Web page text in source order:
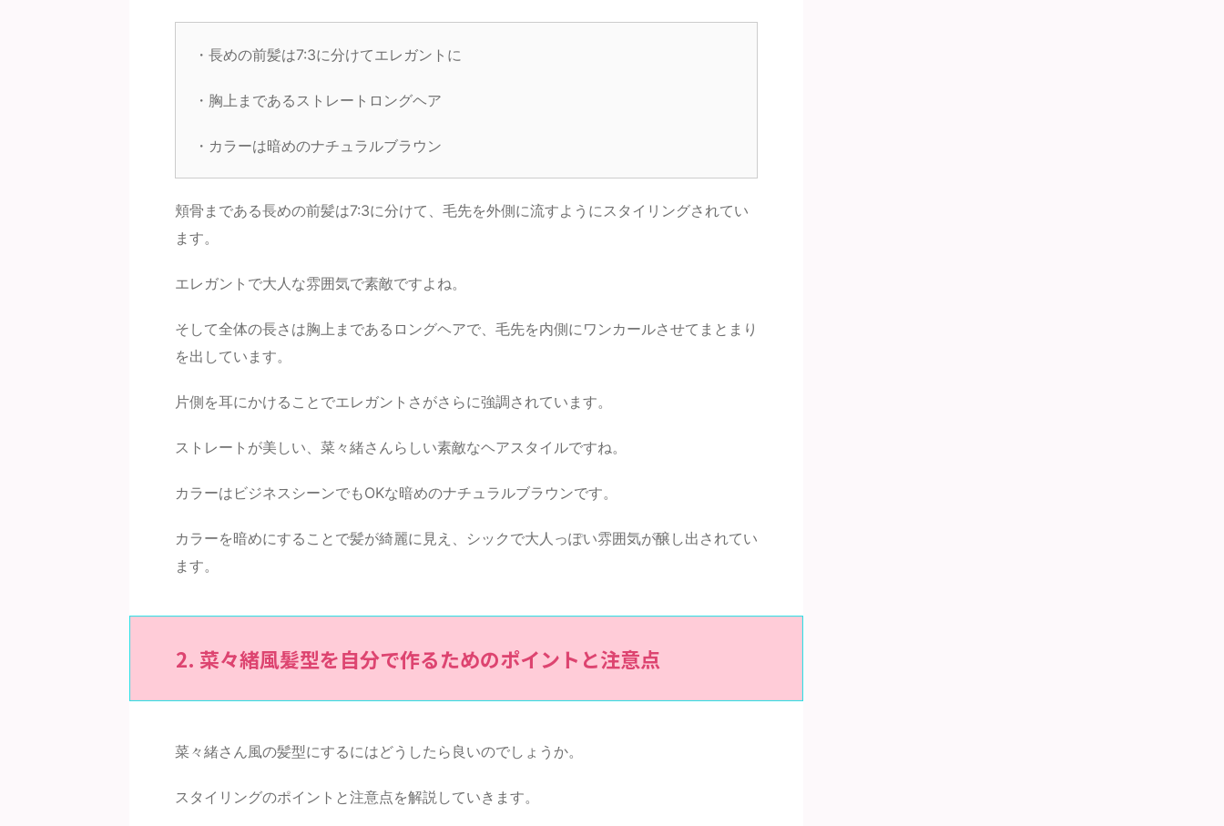
・長めの前髪は7:3に分けてエレガントに
・胸上まであるストレートロングヘア
・カラーは暗めのナチュラルブラウン
頬骨まである長めの前髪は7:3に分けて、毛先を外側に流すようにスタイリングされてい
ます。
エレガントで大人な雰囲気で素敵ですよね。
そして全体の長さは胸上まであるロングヘアで、毛先を内側にワンカールさせてまとまり
を出しています。
片側を耳にかけることでエレガントさがさらに強調されています。
ストレートが美しい、菜々緒さんらしい素敵なヘアスタイルですね。
カラーはビジネスシーンでもOKな暗めのナチュラルブラウンです。
カラーを暗めにすることで髪が綺麗に見え、シックで大人っぽい雰囲気が醸し出されてい
ます。
2. 菜々緒風髪型を自分で作るためのポイントと注意点
菜々緒さん風の髪型にするにはどうしたら良いのでしょうか。
スタイリングのポイントと注意点を解説していきます。